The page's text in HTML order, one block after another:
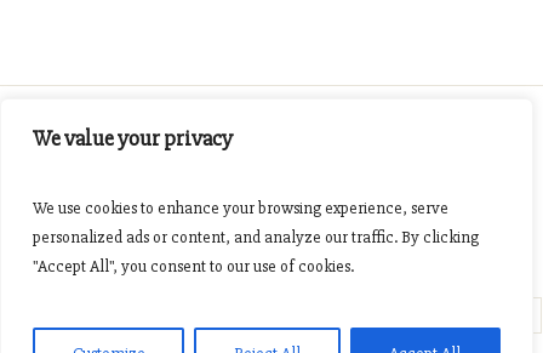
We value your privacy
We use cookies to enhance your browsing experience, serve
personalized ads or content, and analyze our traffic. By clicking
"Accept All", you consent to our use of cookies.
Facebook Twitter Pinterest